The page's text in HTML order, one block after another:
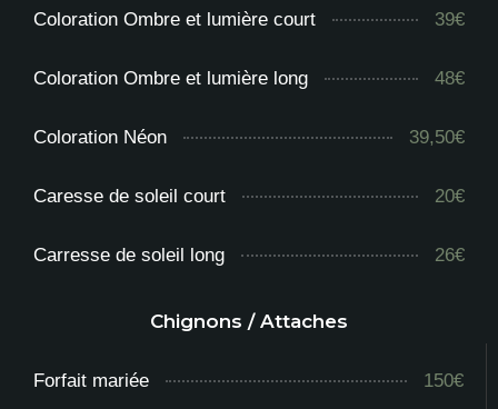
Coloration Ombre et lumière court 39€
Coloration Ombre et lumière long 48€
Coloration Néon 39,50€
Caresse de soleil court 20€
Carresse de soleil long 26€
Chignons / Attaches
Forfait mariée 150€